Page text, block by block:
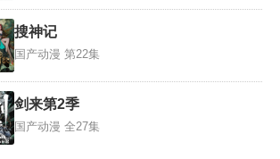
搜神记
国产动漫 第22集
剑来第2季
国产动漫 全27集